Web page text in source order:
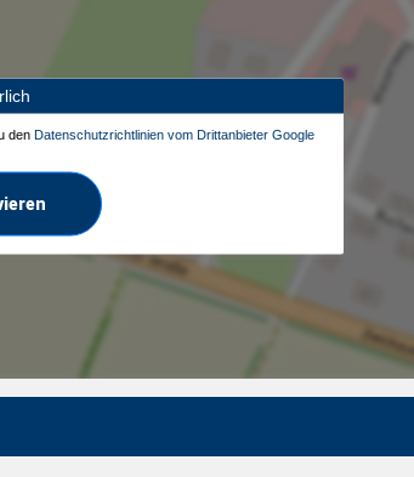
den Datenschutzrichtlinien vom Drittanbieter Google